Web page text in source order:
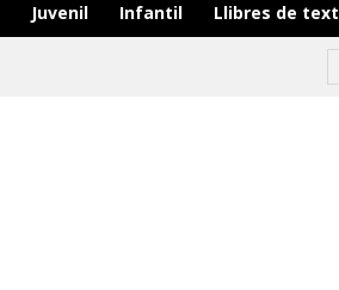
Juvenil Infantil Llibres de text